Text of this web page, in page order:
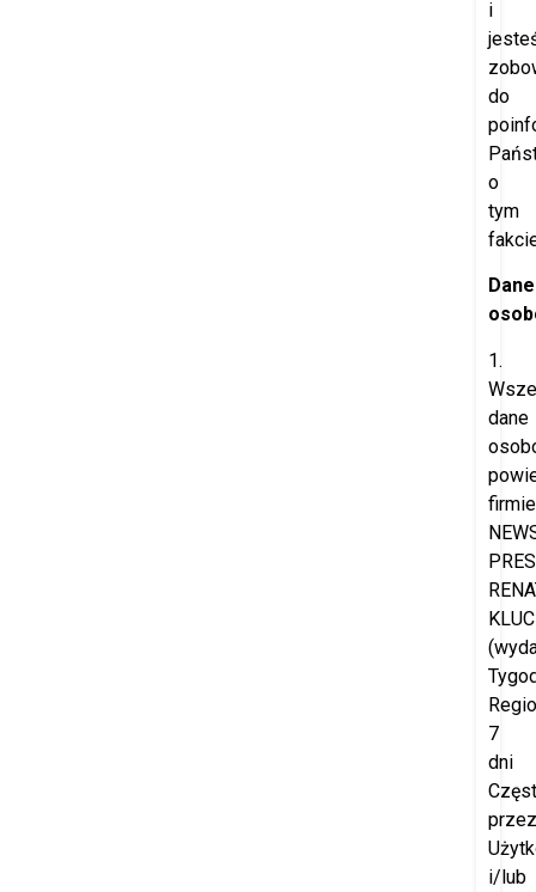
i
do
o
tym
Dane
1.
dane
firmie
7
dni
przez
i/lub